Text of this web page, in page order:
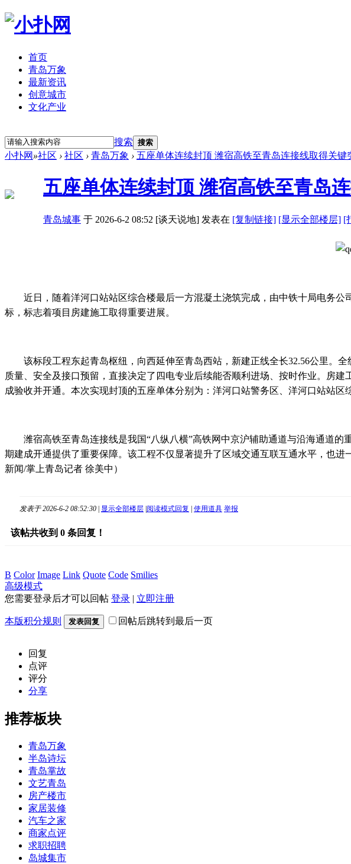
首页
青岛万象
最新资讯
创意城市
文化产业
搜索 搜索
小扑网 »社区 › 社区 › 青岛万象 › 五座单体连续封顶 潍宿高铁至青岛连接线取得关键
五座单体连续封顶 潍宿高铁至青岛
青岛城事 于 2026-6-2 08:52 [谈天说地] 发表在 [复制链接] [显示全部楼层] [
近日，随着洋河口站站区综合楼最后一方混凝土浇筑完成，由中铁十局电务公
标，标志着项目房建施工取得重要进展。
该标段工程东起青岛枢纽，向西延伸至青岛西站，新建正线全长32.56公里。全
质量、安全及接口预留，直接决定了四电专业后续能否顺利进场、按时作业。房
成验收并开通。本次实现封顶的五座单体分别为：洋河口站警务区、洋河口站站
潍宿高铁至青岛连接线是我国“八纵八横”高铁网中京沪辅助通道与沿海通道的
期建成开通提供了重要保障。该工程不仅显著提升了区域交通互联互通水平，也
新闻/掌上青岛记者 徐美中）
发表于 2026-6-2 08:52:30 | 显示全部楼层 |阅读模式回复 | 使用道具 举报
该帖共收到 0 条回复！
B Color Image Link Quote Code Smilies
高级模式
您需要登录后才可以回帖 登录 | 立即注册
本版积分规则 发表回复 回帖后跳转到最后一页
回复
点评
评分
分享
推荐板块
青岛万象
半岛诗坛
青岛掌故
文艺青岛
房产楼市
家居装修
汽车之家
商家点评
求职招聘
岛城集市